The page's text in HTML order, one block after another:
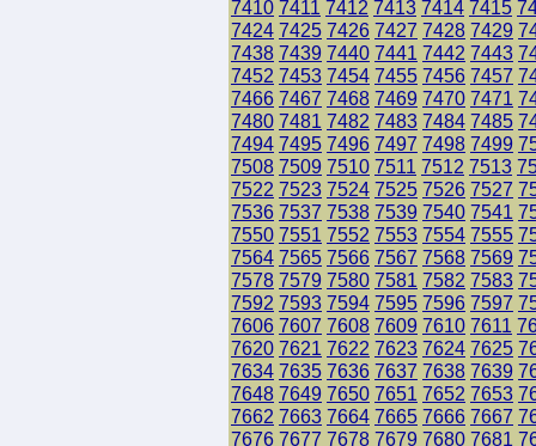
7410 7411 7412 7413 7414 7415
7424 7425 7426 7427 7428 7429
7438 7439 7440 7441 7442 7443
7452 7453 7454 7455 7456 7457
7466 7467 7468 7469 7470 7471
7480 7481 7482 7483 7484 7485
7494 7495 7496 7497 7498 7499
7508 7509 7510 7511 7512 7513
7522 7523 7524 7525 7526 7527
7536 7537 7538 7539 7540 7541
7550 7551 7552 7553 7554 7555
7564 7565 7566 7567 7568 7569
7578 7579 7580 7581 7582 7583
7592 7593 7594 7595 7596 7597
7606 7607 7608 7609 7610 7611
7620 7621 7622 7623 7624 7625
7634 7635 7636 7637 7638 7639
7648 7649 7650 7651 7652 7653
7662 7663 7664 7665 7666 7667
7676 7677 7678 7679 7680 7681